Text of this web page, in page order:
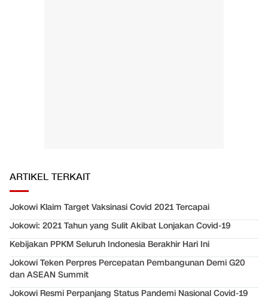
ARTIKEL TERKAIT
Jokowi Klaim Target Vaksinasi Covid 2021 Tercapai
Jokowi: 2021 Tahun yang Sulit Akibat Lonjakan Covid-19
Kebijakan PPKM Seluruh Indonesia Berakhir Hari Ini
Jokowi Teken Perpres Percepatan Pembangunan Demi G20
dan ASEAN Summit
Jokowi Resmi Perpanjang Status Pandemi Nasional Covid-19